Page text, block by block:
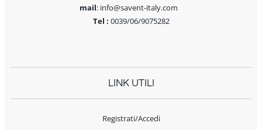
mail: info@savent-italy.com
Tel : 0039/06/9075282
LINK UTILI
Registrati/Accedi